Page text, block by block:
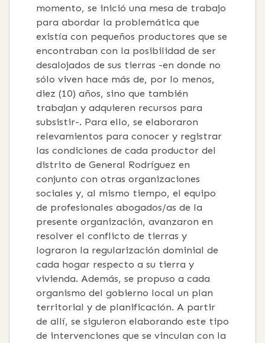
momento, se inició una mesa de trabajo
para abordar la problemática que
existía con pequeños productores que se
encontraban con la posibilidad de ser
desalojados de sus tierras -en donde no
sólo viven hace más de, por lo menos,
diez (10) años, sino que también
trabajan y adquieren recursos para
subsistir-. Para ello, se elaboraron
relevamientos para conocer y registrar
las condiciones de cada productor del
distrito de General Rodríguez en
conjunto con otras organizaciones
sociales y, al mismo tiempo, el equipo
de profesionales abogados/as de la
presente organización, avanzaron en
resolver el conflicto de tierras y
lograron la regularización dominial de
cada hogar respecto a su tierra y
vivienda. Además, se propuso a cada
organismo del gobierno local un plan
territorial y de planificación. A partir
de allí, se siguieron elaborando este tipo
de intervenciones que se vinculan con la